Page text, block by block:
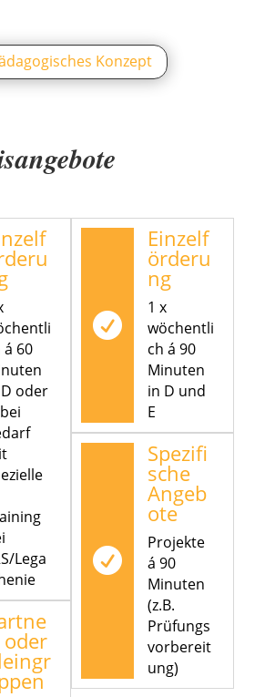
Konzept
á 60
oder
Lega
oder

Einzelf
örderu
ng
1 x
wöchentli
ch á 90
Minuten
in D und
E

Spezifi
sche
Angeb
ote
Projekte
á 90
Minuten
(z.B.
Prüfungs
vorbereit
ung)